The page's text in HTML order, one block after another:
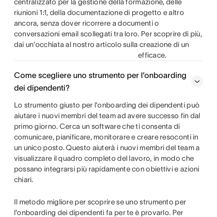
riunioni 1:1, della documentazione di progetto e altro
ancora, senza dover ricorrere a documenti o
conversazioni email scollegati tra loro. Per scoprire di più,
dai un'occhiata al nostro articolo sulla creazione di un
efficace.
Come scegliere uno strumento per l’onboarding
dei dipendenti?
Lo strumento giusto per l'onboarding dei dipendenti può
aiutare i nuovi membri del team ad avere successo fin dal
primo giorno. Cerca un software che ti consenta di
comunicare, pianificare, monitorare e creare resoconti in
un unico posto. Questo aiuterà i nuovi membri del team a
visualizzare il quadro completo del lavoro, in modo che
possano integrarsi più rapidamente con obiettivi e azioni
chiari.
Il metodo migliore per scoprire se uno strumento per
l'onboarding dei dipendenti fa per te è provarlo. Per